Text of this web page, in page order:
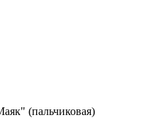
(пальчиковая)